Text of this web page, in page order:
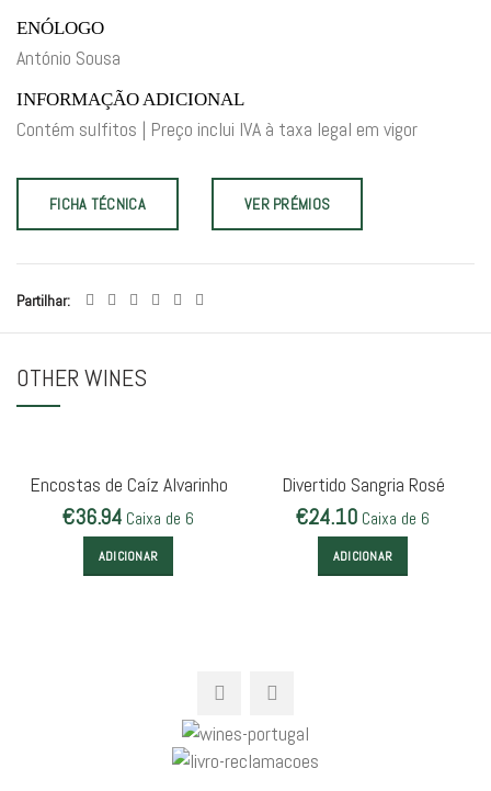
ENÓLOGO
António Sousa
INFORMAÇÃO ADICIONAL
Contém sulfitos | Preço inclui IVA à taxa legal em vigor
FICHA TÉCNICA VER PRÉMIOS
Partilhar
OTHER WINES
Encostas de Caíz Alvarinho
€36.94 Caixa de 6
ADICIONAR
Divertido Sangria Rosé
€24.10 Caixa de 6
ADICIONAR